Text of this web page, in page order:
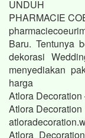
UNDUH
PHARMACIE
Baru. Tentunya
dekorasi
menyediakan
harga
Atlora
Atlora Decoration
Atlora